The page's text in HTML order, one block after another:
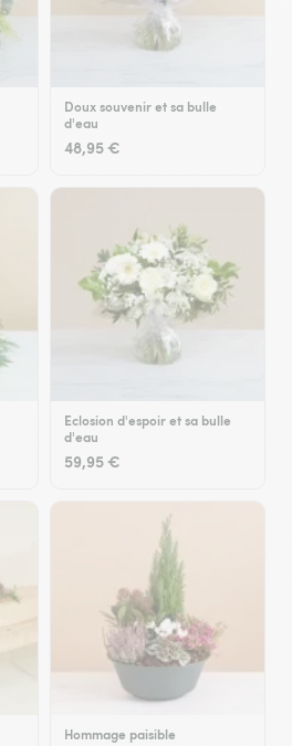
Doux souvenir et sa bulle
d'eau
48,95 €
Eclosion d'espoir et sa bulle
d'eau
59,95 €
Hommage paisible